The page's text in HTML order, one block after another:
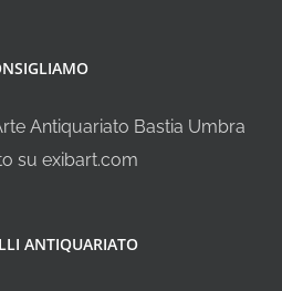
Antiquariato Bastia Umbra
su exibart.com
ANTIQUARIATO